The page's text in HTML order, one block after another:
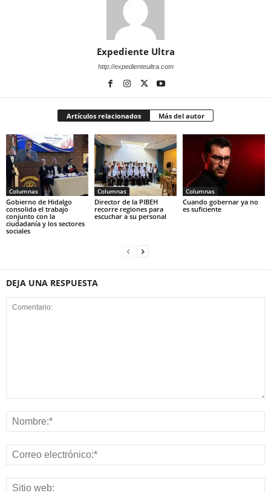
Expediente Ultra
http://expedienteultra.com
Artículos relacionados Más del autor
Columnas
Gobierno de Hidalgo
consolida el trabajo
conjunto con la
ciudadanía y los sectores
sociales
Columnas
Director de la PIBEH
recorre regiones para
escuchar a su personal
Columnas
Cuando gobernar ya no
es suficiente
DEJA UNA RESPUESTA